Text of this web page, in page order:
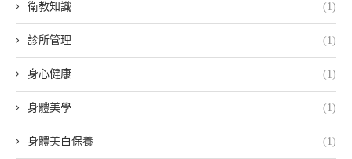
衛教知識 (1)
診所管理 (1)
身心健康 (1)
身體美學 (1)
身體美白保養 (1)